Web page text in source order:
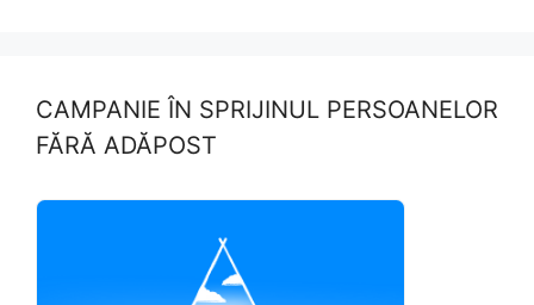
k
CAMPANIE ÎN SPRIJINUL PERSOANELOR
FĂRĂ ADĂPOST